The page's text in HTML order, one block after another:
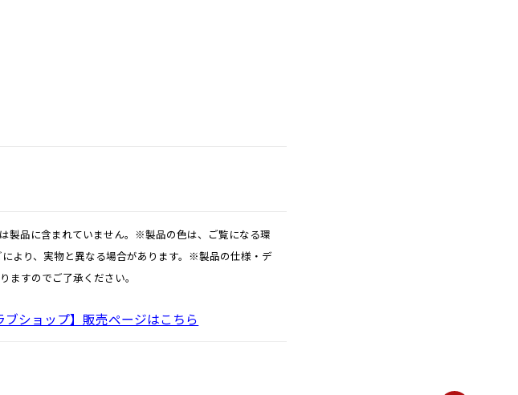
製品に含まれていません。※製品の色は、ご覧になる環
より、実物と異なる場合があります。※製品の仕様・デ
ますのでご了承ください。
ブショップ】販売ページはこちら